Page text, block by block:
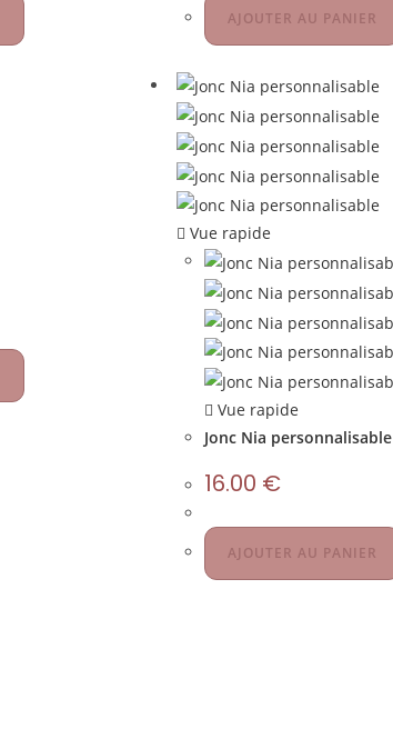
AJOUTER AU PANIER
Vue rapide
Vue rapide
Jonc Nia personnalisable
16.00 €
AJOUTER AU PANIER